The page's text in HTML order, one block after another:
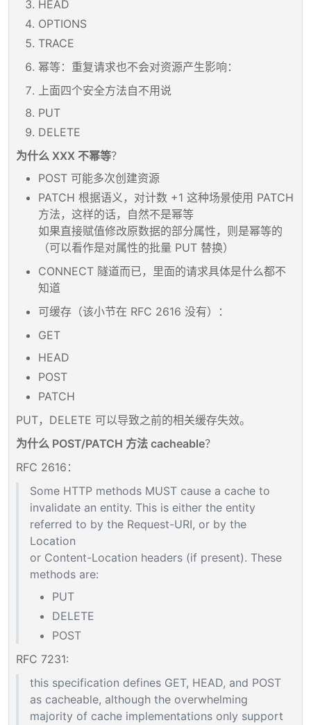
HEAD
OPTIONS
TRACE
幂等：重复请求也不会对资源产生影响：
上面四个安全方法自不用说
PUT
DELETE
为什么 XXX 不幂等？
POST 可能多次创建资源
PATCH 根据语义，对计数 +1 这种场景使用 PATCH
方法，这样的话，自然不是幂等
如果直接赋值修改原数据的部分属性，则是幂等的
（可以看作是对属性的批量 PUT 替换）
CONNECT 隧道而已，里面的请求具体是什么都不
知道
可缓存（该小节在 RFC 2616 没有）：
GET
HEAD
POST
PATCH
PUT，DELETE 可以导致之前的相关缓存失效。
为什么 POST/PATCH 方法 cacheable？
RFC 2616：
Some HTTP methods MUST cause a cache to
invalidate an entity. This is either the entity
referred to by the Request-URI, or by the
Location
or Content-Location headers (if present). These
methods are:
PUT
DELETE
POST
RFC 7231:
this specification defines GET, HEAD, and POST
as cacheable, although the overwhelming
majority of cache implementations only support